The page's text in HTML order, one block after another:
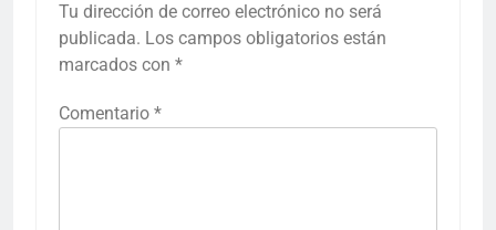
Tu dirección de correo electrónico no será
publicada. Los campos obligatorios están
marcados con *
Comentario *